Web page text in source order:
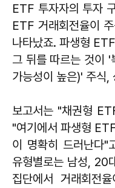
ETF 투자자의 투자
ETF 거래회전율이
나타났죠. 파생형
그 뒤를 따르는 것이 '
가능성이 높은)' 주식
보고서는 "채권형
"여기에서 파생형
이 명확히 드러난다"
유형별로는 남성, 20
집단에서 거래회전